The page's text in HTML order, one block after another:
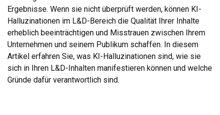
Ergebnisse. Wenn sie nicht überprüft werden, können KI-
Halluzinationen im L&D-Bereich die Qualität Ihrer Inhalte
erheblich beeinträchtigen und Misstrauen zwischen Ihrem
Unternehmen und seinem Publikum schaffen. In diesem
Artikel erfahren Sie, was KI-Halluzinationen sind, wie sie
sich in Ihren L&D-Inhalten manifestieren können und welche
Gründe dafür verantwortlich sind.